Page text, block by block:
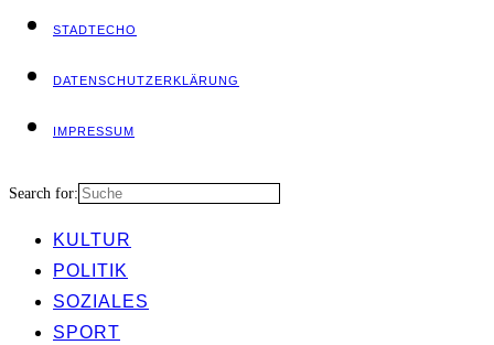
STADT­ECHO
DATEN­SCHUTZ­ER­KLÄ­RUNG
IMPRES­SUM
Search for:
KUL­TUR
POLI­TIK
SOZIA­LES
SPORT